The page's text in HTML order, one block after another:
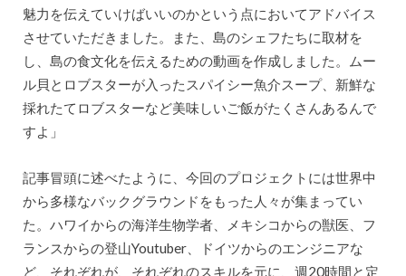
魅力を伝えていけばいいのかという点においてアドバイス
させていただきました。また、島のシェフたちに取材を
し、島の食文化を伝えるための動画を作成しました。ムー
ル貝とロブスターが入ったスパイシー魚介スープ、新鮮な
採れたてロブスターなど美味しいご飯がたくさんあるんで
すよ」
記事冒頭に述べたように、今回のプロジェクトには世界中
から​​多様なバックグラウンドをもった人々が集まってい
た。ハワイからの海洋生物学者、メキシコからの獣医、フ
ランスからの登山Youtuber、ドイツからのエンジニアな
ど、それぞれが、それぞれのスキルを元に、週20時間と定